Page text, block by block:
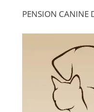
PENSION CANINE